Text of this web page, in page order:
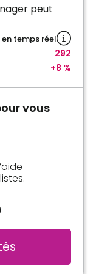
peut
en temps réel
292
+8 %
vous